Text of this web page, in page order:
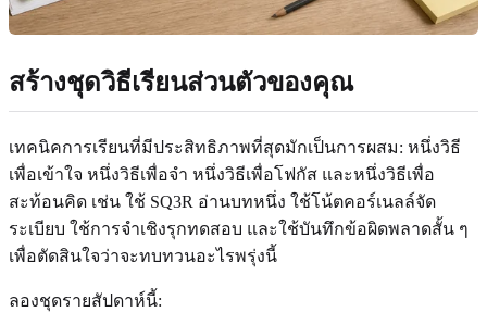
สร้างชุดวิธีเรียนส่วนตัวของคุณ
เทคนิคการเรียนที่มีประสิทธิภาพที่สุดมักเป็นการผสม: หนึ่งวิธี
เพื่อเข้าใจ หนึ่งวิธีเพื่อจำ หนึ่งวิธีเพื่อโฟกัส และหนึ่งวิธีเพื่อ
สะท้อนคิด เช่น ใช้ SQ3R อ่านบทหนึ่ง ใช้โน้ตคอร์เนลล์จัด
ระเบียบ ใช้การจำเชิงรุกทดสอบ และใช้บันทึกข้อผิดพลาดสั้น ๆ
เพื่อตัดสินใจว่าจะทบทวนอะไรพรุ่งนี้
ลองชุดรายสัปดาห์นี้: